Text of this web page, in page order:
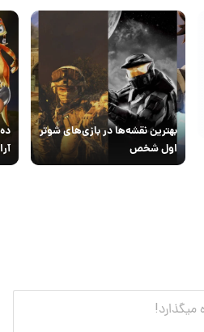
بهترین نقشه‌ها در بازی‌های شوتر
اول شخص